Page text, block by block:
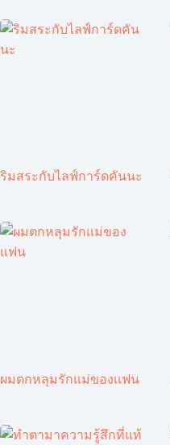
ริมสระกับไลฟ์การ์ดคันนะ
ผมตกหลุมรักแม่ของแฟน